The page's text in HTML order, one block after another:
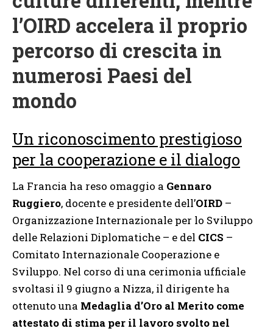
l’OIRD accelera il proprio
percorso di crescita in
numerosi Paesi del
mondo
Un riconoscimento prestigioso
per la cooperazione e il dialogo
La Francia ha reso omaggio a Gennaro
Ruggiero, docente e presidente dell’OIRD –
Organizzazione Internazionale per lo Sviluppo
delle Relazioni Diplomatiche – e del CICS –
Comitato Internazionale Cooperazione e
Sviluppo. Nel corso di una cerimonia ufficiale
svoltasi il 9 giugno a Nizza, il dirigente ha
ottenuto una Medaglia d’Oro al Merito come
attestato di stima per il lavoro svolto nel